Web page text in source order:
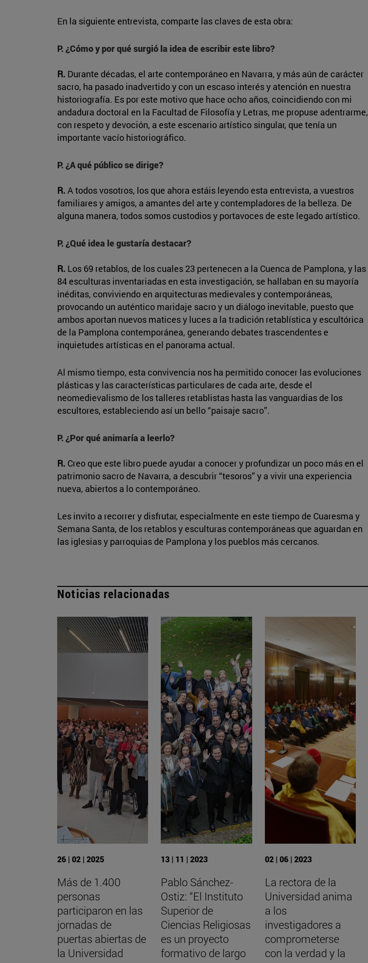
En la siguiente entrevista, comparte las claves de esta obra:
P. ¿Cómo y por qué surgió la idea de escribir este libro?
R. Durante décadas, el arte contemporáneo en Navarra, y más aún de carácter
sacro, ha pasado inadvertido y con un escaso interés y atención en nuestra
historiografía. Es por este motivo que hace ocho años, coincidiendo con mi
andadura doctoral en la Facultad de Filosofía y Letras, me propuse adentrarme,
con respeto y devoción, a este escenario artístico singular, que tenía un
importante vacío historiográfico.
P. ¿A qué público se dirige?
R. A todos vosotros, los que ahora estáis leyendo esta entrevista, a vuestros
familiares y amigos, a amantes del arte y contempladores de la belleza. De
alguna manera, todos somos custodios y portavoces de este legado artístico.
P. ¿Qué idea le gustaría destacar?
R. Los 69 retablos, de los cuales 23 pertenecen a la Cuenca de Pamplona, y las
84 esculturas inventariadas en esta investigación, se hallaban en su mayoría
inéditas, conviviendo en arquitecturas medievales y contemporáneas,
provocando un auténtico maridaje sacro y un diálogo inevitable, puesto que
ambos aportan nuevos matices y luces a la tradición retablística y escultórica
de la Pamplona contemporánea, generando debates trascendentes e
inquietudes artísticas en el panorama actual.
Al mismo tiempo, esta convivencia nos ha permitido conocer las evoluciones
plásticas y las características particulares de cada arte, desde el
neomedievalismo de los talleres retablistas hasta las vanguardias de los
escultores, estableciendo así un bello “paisaje sacro”.
P. ¿Por qué animaría a leerlo?
R. Creo que este libro puede ayudar a conocer y profundizar un poco más en el
patrimonio sacro de Navarra, a descubrir “tesoros” y a vivir una experiencia
nueva, abiertos a lo contemporáneo.
Les invito a recorrer y disfrutar, especialmente en este tiempo de Cuaresma y
Semana Santa, de los retablos y esculturas contemporáneas que aguardan en
las iglesias y parroquias de Pamplona y los pueblos más cercanos.
Noticias relacionadas
26 | 02 | 2025
Más de 1.400
personas
participaron en las
jornadas de
puertas abiertas de
la Universidad
13 | 11 | 2023
Pablo Sánchez-
Ostiz: “El Instituto
Superior de
Ciencias Religiosas
es un proyecto
formativo de largo
02 | 06 | 2023
La rectora de la
Universidad anima
a los
investigadores a
comprometerse
con la verdad y la